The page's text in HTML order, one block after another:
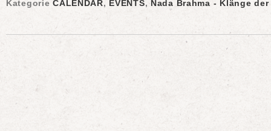
KategorieCALENDAR, EVENTS,Nada Brahma - Klänge der